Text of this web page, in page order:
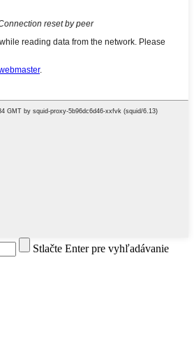
Stlačte Enter pre vyhľadávanie